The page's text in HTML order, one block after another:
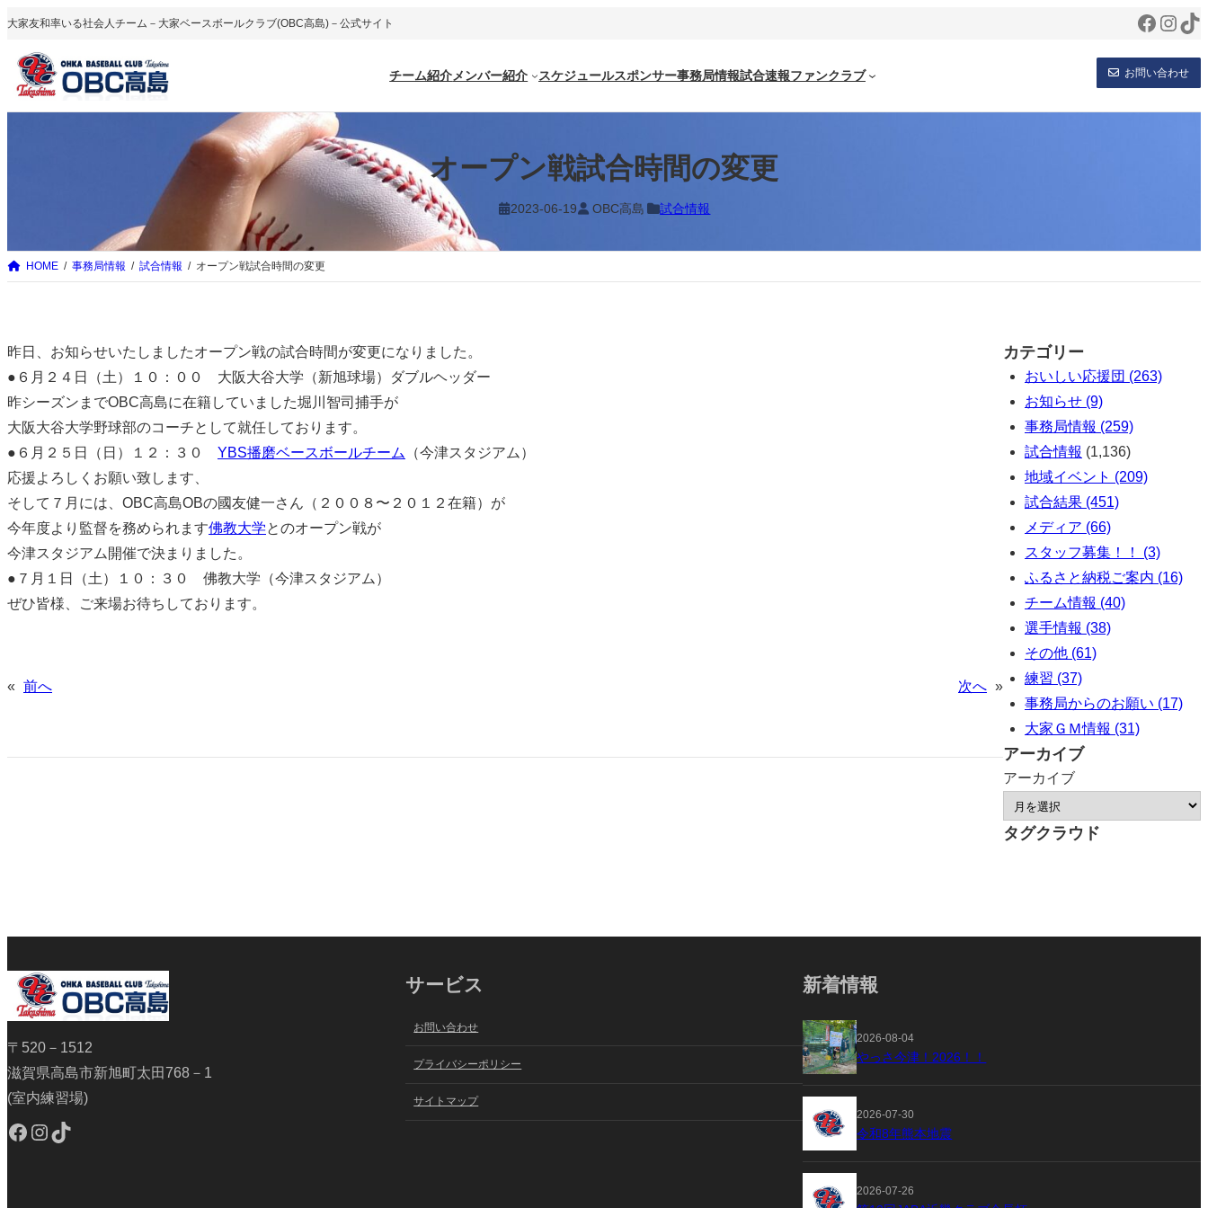
内
を
ス
大家友和率いる社会人チーム－大家ベースボールクラブ(OBC高島)－公式サイト
チーム紹介メンバー紹介 スケジュールスポンサー事務局情報試合速報ファンクラブ お問い合わせ
オープン戦試合時間の変更
2023-06-19 OBC高島 試合情報
HOME 事務局情報 試合情報 オープン戦試合時間の変更
昨日、お知らせいたしましたオープン戦の試合時間が変更になりました。
●６月２４日（土）１０：００ 大阪大谷大学（新旭球場）ダブルヘッダー
昨シーズンまでOBC高島に在籍していました堀川智司捕手が
大阪大谷大学野球部のコーチとして就任しております。
●６月２５日（日）１２：３０ YBS播磨ベースボールチーム
（今津スタジアム）
応援よろしくお願い致します、
そして７月には、OBC高島OBの國友健一さん（２００８〜２０１２在籍）が
今年度より監督を務められます佛教大学とのオープン戦が
今津スタジアム開催で決まりました。
●７月１日（土）１０：３０ 佛教大学（今津スタジアム）
ぜひ皆様、ご来場お待ちしております。
« 前へ 次へ »
カテゴリー
おいしい応援団 (263)
お知らせ (9)
事務局情報 (259)
試合情報 (1,136)
地域イベント (209)
試合結果 (451)
メディア (66)
スタッフ募集！！ (3)
ふるさと納税ご案内 (16)
チーム情報 (40)
選手情報 (38)
その他 (61)
練習 (37)
事務局からのお願い (17)
大家ＧＭ情報 (31)
アーカイブ
アーカイブ
タグクラウド
〒520－1512
滋賀県高島市新旭町太田768－1
(室内練習場)
Facebook Instagram TikTok
サービス
お問い合わせ
プライバシーポリシー
サイトマップ
新着情報
2026-08-04
やっさ今津！2026！！
2026-07-30
令和8年熊本地震
2026-07-26